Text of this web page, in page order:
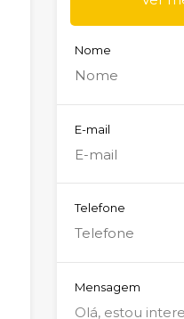
Nome
E-mail
Telefone
Mensagem